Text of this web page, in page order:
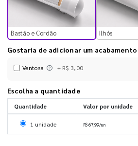
Bastão e Cordão Ilhós
Gostaria de adicionar um
Ventosa + R$ 3,00
Escolha a quantidade
Quantidade Valor por unidade
Selecionar 1 unidade
1 unidade R$ 67,99/un